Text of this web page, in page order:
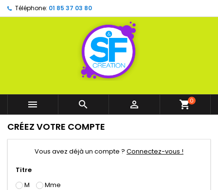
Téléphone: 01 85 37 03 80
   shopping_cart0
CRÉEZ VOTRE COMPTE
Vous avez déjà un compte ? Connectez-vous !
Titre
M
Mme